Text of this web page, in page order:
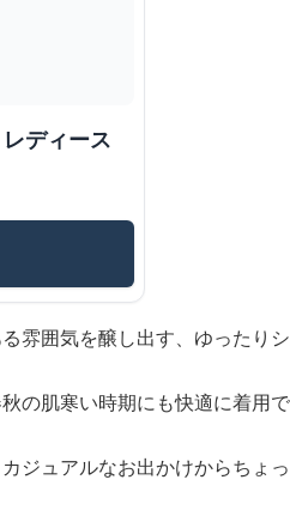
ディース
雰囲気を醸し出す、ゆったり
の肌寒い時期にも快適に着用で
ジュアルなお出かけからちょ